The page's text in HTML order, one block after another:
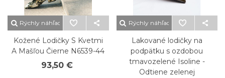
Rýchly náhľad
Kožené Lodičky S Kvetmi
A Mašľou Čierne N6539-44
93,50 €
Rýchly náhľad
Lakované lodičky na
podpätku s ozdobou
tmavozelené Isoline -
Odtiene zelenej